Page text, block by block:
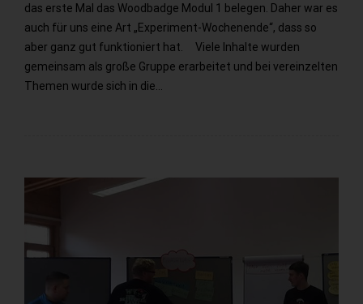
das erste Mal das Woodbadge Modul 1 belegen. Daher war es
auch für uns eine Art „Experiment-Wochenende“, dass so
aber ganz gut funktioniert hat. Viele Inhalte wurden
gemeinsam als große Gruppe erarbeitet und bei vereinzelten
Themen wurde sich in die…